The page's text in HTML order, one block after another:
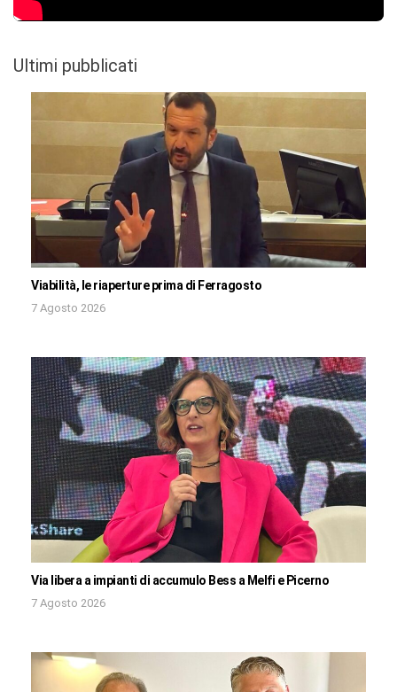
Ultimi pubblicati
Viabilità, le riaperture prima di Ferragosto
7 Agosto 2026
Via libera a impianti di accumulo Bess a Melfi e Picerno
7 Agosto 2026